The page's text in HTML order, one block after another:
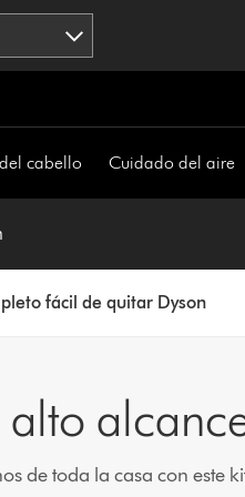
cabello Cuidado del aire
fácil de quitar Dyson
alto
de toda la casa con